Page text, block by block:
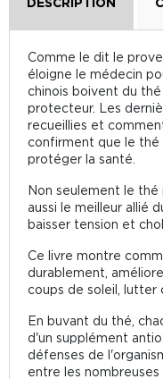
Comme le dit le
éloigne le médecin
chinois boivent du
protecteur. Les
recueillies et
confirment que le thé
protéger la santé.
Non seulement le
aussi le meilleur allié
baisser tension et
Ce livre montre
durablement,
coups de soleil, lutter
En buvant du thé,
d'un supplément
défenses de
entre les